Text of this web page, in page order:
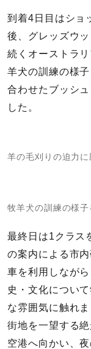
到着4日目はショ
後、グレッズウ
続くオーストラ
羊犬の訓練の様
合わせたブッシ
した。
羊の毛刈りの迫力
牧羊犬の訓練の様子
最終日は1クラス
の案内による市
車を利用しなが
史・文化につい
な雰囲気に触れ
街地を一望する
空港へ向かい、